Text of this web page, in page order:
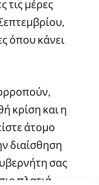
τις μέρες
όπου κάνει
κρίση και η
άτομο
διαίσθηση
σας
πλατιά